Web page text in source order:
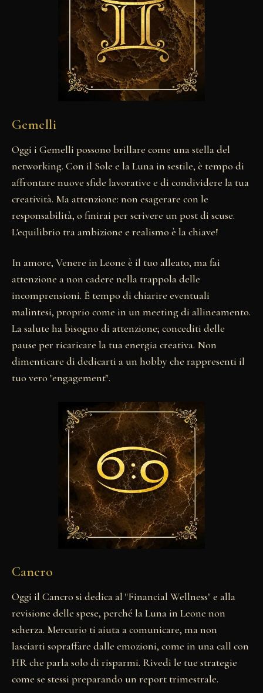
Gemelli
Oggi i Gemelli possono brillare come una stella del
networking. Con il Sole e la Luna in sestile, è tempo di
affrontare nuove sfide lavorative e di condividere la tua
creatività. Ma attenzione: non esagerare con le
responsabilità, o finirai per scrivere un post di scuse.
L'equilibrio tra ambizione e realismo è la chiave!
In amore, Venere in Leone è il tuo alleato, ma fai
attenzione a non cadere nella trappola delle
incomprensioni. È tempo di chiarire eventuali
malintesi, proprio come in un meeting di allineamento.
La salute ha bisogno di attenzione; concediti delle
pause per ricaricare la tua energia creativa. Non
dimenticare di dedicarti a un hobby che rappresenti il
tuo vero "engagement".
Cancro
Oggi il Cancro si dedica al "Financial Wellness" e alla
revisione delle spese, perché la Luna in Leone non
scherza. Mercurio ti aiuta a comunicare, ma non
lasciarti sopraffare dalle emozioni, come in una call con
HR che parla solo di risparmi. Rivedi le tue strategie
come se stessi preparando un report trimestrale.